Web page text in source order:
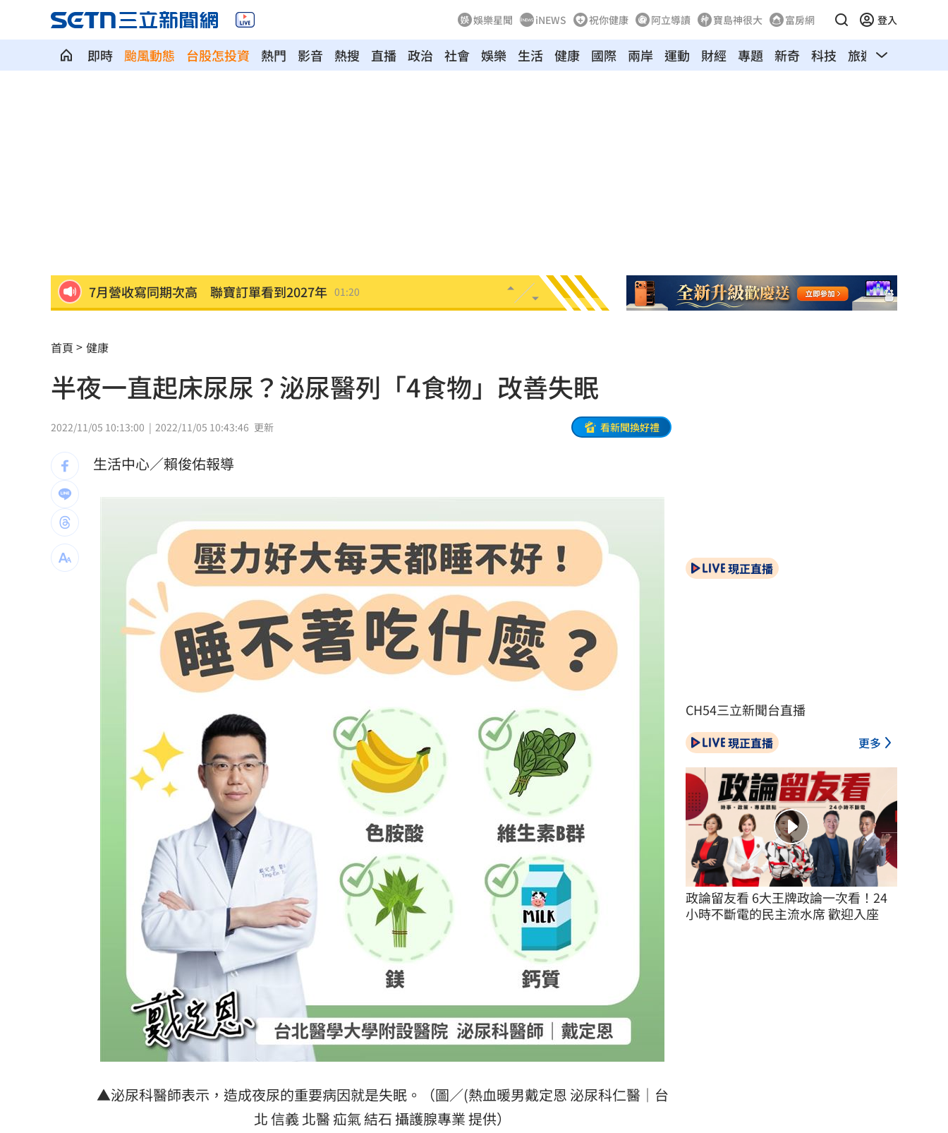
娛樂星聞 iNEWS 祝你健康 阿立導讀 寶島神很大 富房網 登入
即時 颱風動態 台股怎投資 熱門 影音 熱搜 直播 政治 社會 娛樂 生活 健康 國際 兩岸 運動 財經 專題 新奇 科技 旅遊 汽車
7月營收寫同期次高 聯寶訂單看到2027年 01:20
他見搶案挺身相救遭圍毆亡！嫌犯最小12歲
扣款人數狂增4成 國泰小龍基金布局曝光 01:05
車是我的、油也是我的 睡車竟被收住宿費
埃及知名女星涉毒被判死 引發社會震驚
桃園聯隊奪世界青棒亞軍 張善政接機 00:47
男駕車至議員服務處嗆開槍 台中警抓到了
新／Sandisk挫5%！台指期翻紅站回44000點 00:40
勞動部：Uber Eats疊單計算方式違法 00:19
斷交國200萬磅蝦遭我友邦封殺！業者慘叫
新北待售餘屋萬8戶 永和竟只賣贏八里！
為5億商機翻臉 肥大叔插刀：要死一起死 23:32
台灣彩券開獎直播中 20:31
LIVE三立+24小時直播 15:27
三立iNEWS新聞台線上直播 18:00
理想混蛋號召粉絲跨海追星吃美食！
首頁 健康
半夜一直起床尿尿？泌尿醫列「4食物」改善失眠
2022/11/05 10:13:00 2022/11/05 10:43:46 更新 看新聞換好禮
生活中心／賴俊佑報導
▲泌尿科醫師表示，造成夜尿的重要病因就是失眠。（圖／(熱血暖男戴定恩 泌尿科仁醫｜台
北 信義 北醫 疝氣 結石 攝護腺專業 提供）
現正直播
CH54三立新聞台直播
現正直播 更多
政論留友看 6大王牌政論一次看！24
小時不斷電的民主流水席 歡迎入座